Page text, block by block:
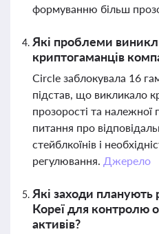
формуванню більш
Які проблеми
криптогаманців
Circle заблокувала 16
підстав, що викликало
прозорості та належної
питання про
стейблкоїнів і
регулювання. Джерело
Які заходи планують
Кореї для контролю
активів?